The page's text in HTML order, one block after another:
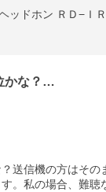
ッドホン ＲＤ−Ｉ
かな？…
送信機の方はそ
。私の場合、難